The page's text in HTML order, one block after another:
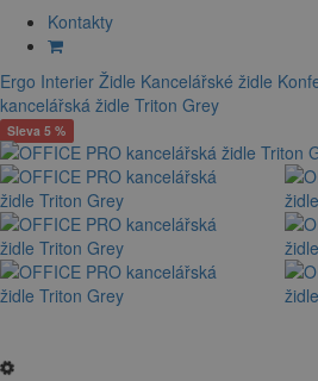
Kontakty
Ergo Interier Židle Kancelářské židle
kancelářská židle Triton Grey
Sleva 5 %